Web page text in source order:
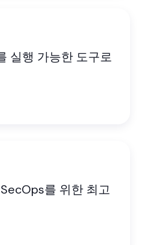
실행 가능한 도구로
를 위한 최고